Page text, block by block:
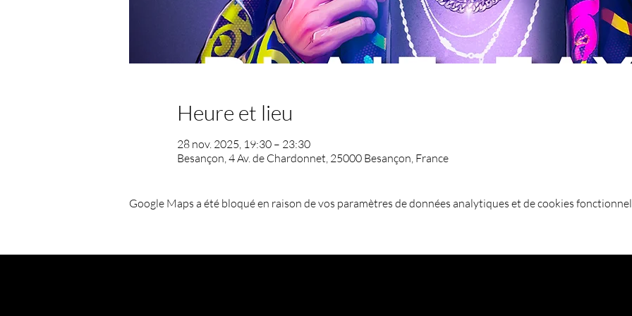
Heure et lieu
28 nov. 2025, 19:30 – 23:30
Besançon, 4 Av. de Chardonnet, 25000 Besançon, France
Google Maps a été bloqué en raison de vos paramètres de données analytiques et de cookies